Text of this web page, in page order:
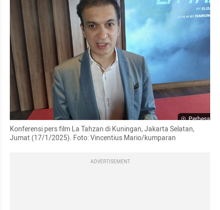
Perbesar
Konferensi pers film La Tahzan di Kuningan, Jakarta Selatan,
Jumat (17/1/2025). Foto: Vincentius Mario/kumparan
ADVERTISEMENT